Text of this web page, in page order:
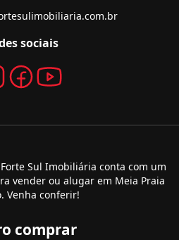
sociais
Sul Imobiliária conta com um
vender ou alugar em Meia Praia
Venha conferir!
comprar